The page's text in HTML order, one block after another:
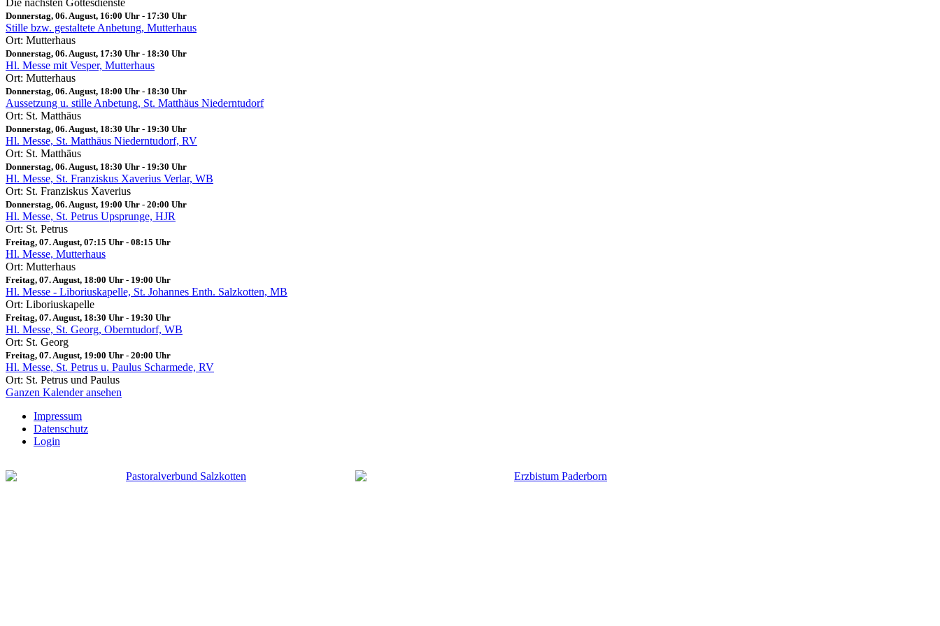
Donnerstag, 06. August, 16:00 Uhr - 17:30 Uhr
Stille bzw. gestaltete Anbetung, Mutterhaus
Ort: Mutterhaus
Donnerstag, 06. August, 17:30 Uhr - 18:30 Uhr
Hl. Messe mit Vesper, Mutterhaus
Ort: Mutterhaus
Donnerstag, 06. August, 18:00 Uhr - 18:30 Uhr
Aussetzung u. stille Anbetung, St. Matthäus Niederntudorf
Ort: St. Matthäus
Donnerstag, 06. August, 18:30 Uhr - 19:30 Uhr
Hl. Messe, St. Matthäus Niederntudorf, RV
Ort: St. Matthäus
Donnerstag, 06. August, 18:30 Uhr - 19:30 Uhr
Hl. Messe, St. Franziskus Xaverius Verlar, WB
Ort: St. Franziskus Xaverius
Donnerstag, 06. August, 19:00 Uhr - 20:00 Uhr
Hl. Messe, St. Petrus Upsprunge, HJR
Ort: St. Petrus
Freitag, 07. August, 07:15 Uhr - 08:15 Uhr
Hl. Messe, Mutterhaus
Ort: Mutterhaus
Freitag, 07. August, 18:00 Uhr - 19:00 Uhr
Hl. Messe - Liboriuskapelle, St. Johannes Enth. Salzkotten, MB
Ort: Liboriuskapelle
Freitag, 07. August, 18:30 Uhr - 19:30 Uhr
Hl. Messe, St. Georg, Oberntudorf, WB
Ort: St. Georg
Freitag, 07. August, 19:00 Uhr - 20:00 Uhr
Hl. Messe, St. Petrus u. Paulus Scharmede, RV
Ort: St. Petrus und Paulus
Ganzen Kalender ansehen
Impressum
Datenschutz
Login